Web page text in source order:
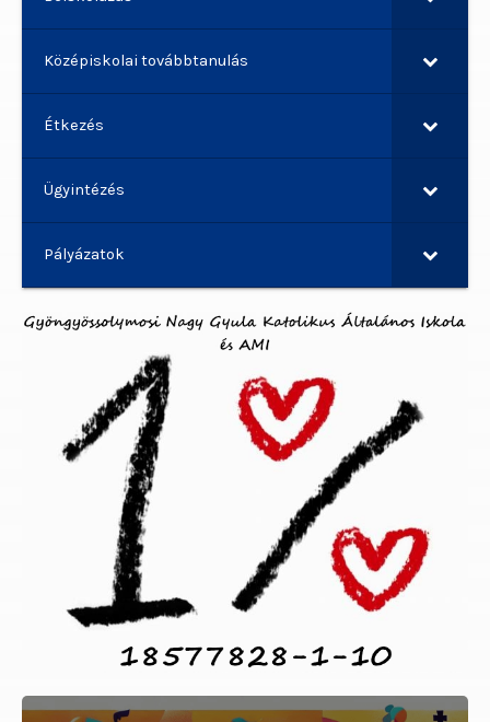
Középiskolai továbbtanulás
Étkezés
Ügyintézés
Pályázatok